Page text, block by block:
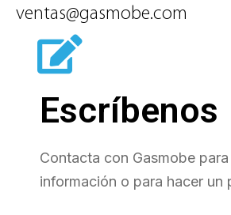
ventas@gasmobe.com
Escríbenos
Contacta con Gasmobe
información o para hacer un